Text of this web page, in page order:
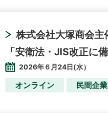
株式会社大塚商会主
「安衛法・JIS改正に
2026年６月24日(水）
オンライン 民間企